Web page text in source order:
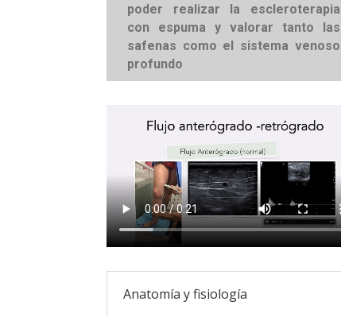
poder realizar la escleroterapia
con espuma y valorar tanto las
safenas como el sistema venoso
profundo
Anatomía y fisiología